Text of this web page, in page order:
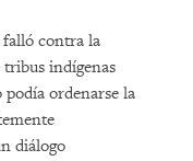
contra la
indígenas
podía ordenarse la
diálogo